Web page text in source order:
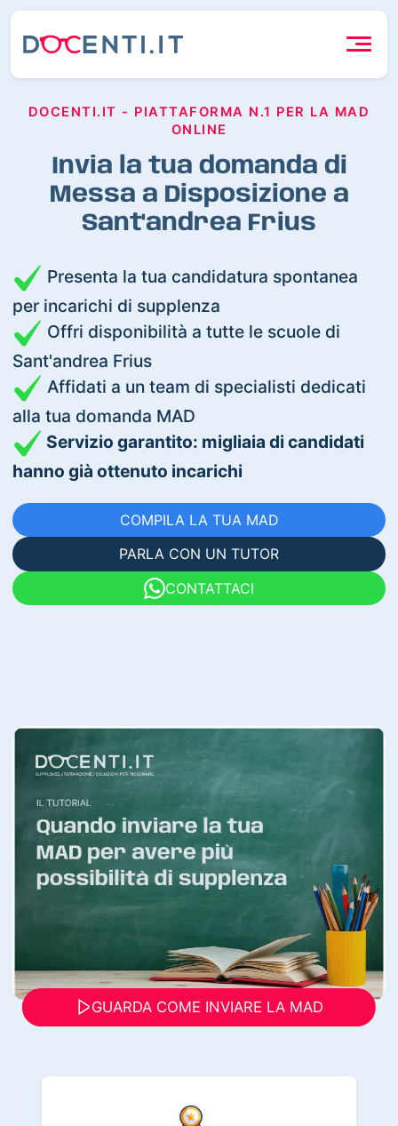
DOCENTI.IT - PIATTAFORMA N.1 PER LA MAD
ONLINE
Invia la tua domanda di
Messa a Disposizione a
Sant'andrea Frius
Presenta la tua candidatura spontanea
per incarichi di supplenza
Offri disponibilità a tutte le scuole di
Sant'andrea Frius
Affidati a un team di specialisti dedicati
alla tua domanda MAD
Servizio garantito: migliaia di candidati
hanno già ottenuto incarichi
COMPILA LA TUA MAD
PARLA CON UN TUTOR
CONTATTACI
GUARDA COME INVIARE LA MAD